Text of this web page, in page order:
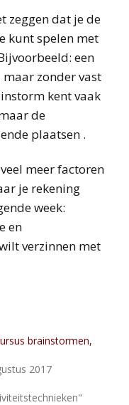
zeggen dat je de
kunt spelen met
een
maar zonder vast
kent vaak
de
plaatsen .
meer factoren
je rekening
week:
en
verzinnen met
brainstormen,
2017